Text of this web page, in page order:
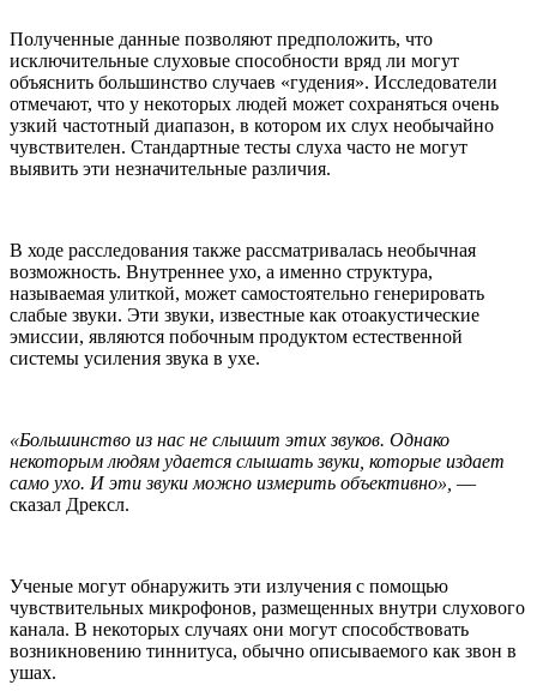
Полученные данные позволяют предположить, что
исключительные слуховые способности вряд ли могут
объяснить большинство случаев «гудения». Исследователи
отмечают, что у некоторых людей может сохраняться очень
узкий частотный диапазон, в котором их слух необычайно
чувствителен. Стандартные тесты слуха часто не могут
выявить эти незначительные различия.
В ходе расследования также рассматривалась необычная
возможность. Внутреннее ухо, а именно структура,
называемая улиткой, может самостоятельно генерировать
слабые звуки. Эти звуки, известные как отоакустические
эмиссии, являются побочным продуктом естественной
системы усиления звука в ухе.
«Большинство из нас не слышит этих звуков. Однако
некоторым людям удается слышать звуки, которые издает
само ухо. И эти звуки можно измерить объективно», —
сказал Дрексл.
Ученые могут обнаружить эти излучения с помощью
чувствительных микрофонов, размещенных внутри слухового
канала. В некоторых случаях они могут способствовать
возникновению тиннитуса, обычно описываемого как звон в
ушах.